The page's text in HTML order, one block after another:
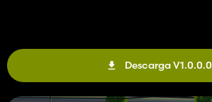
Descarga V1.0.0.0